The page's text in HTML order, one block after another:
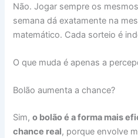
Não. Jogar sempre os
semana dá exatamente na
matemático. Cada sorteio é
O que muda é apenas a
Bolão aumenta a chance?
Sim,o bolão é a forma mais
chance real, porque envolve